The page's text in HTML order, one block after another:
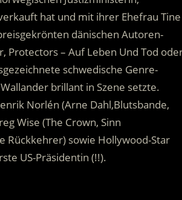
hat und mit ihrer Ehefrau Tine
dänischen Autoren-
Protectors – Auf Leben Und Tod
schwedische Genre-
brillant in Szene setzte.
Norlén (Arne Dahl,Blutsbande,
Wise (The Crown, Sinn
Rückkehrer) sowie Hollywood-Star
US-Präsidentin (!!).